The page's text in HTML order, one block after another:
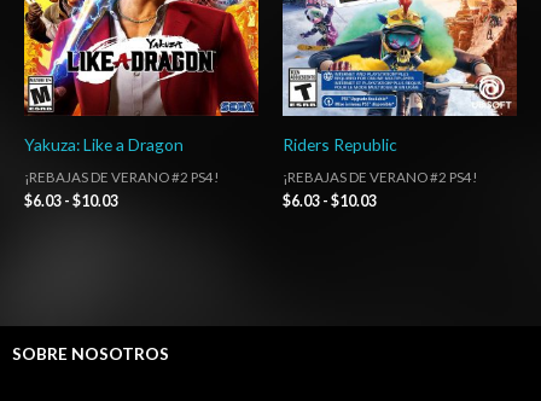
Yakuza: Like a Dragon
¡REBAJAS DE VERANO #2 PS4!
$6.03 - $10.03
Riders Republic
¡REBAJAS DE VERANO #2 PS4!
$6.03 - $10.03
SOBRE NOSOTROS